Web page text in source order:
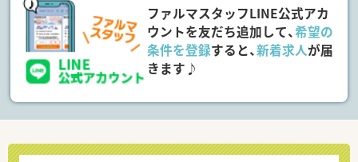
ファルマスタッフLINE公式アカ
ウントを友だち追加して、希望の
条件を登録すると、新着求人が届
きます♪